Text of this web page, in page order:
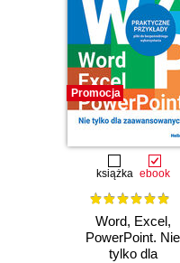
Promocja
książka ebook
Word, Excel,
PowerPoint. Nie
tylko dla